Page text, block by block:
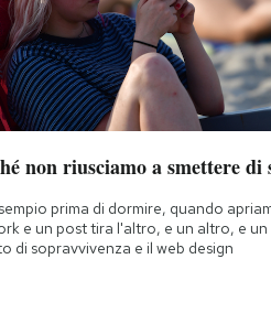
non riusciamo a smettere di
prima di dormire, quando
e un post tira l'altro, e un altro, e
di sopravvivenza e il web design